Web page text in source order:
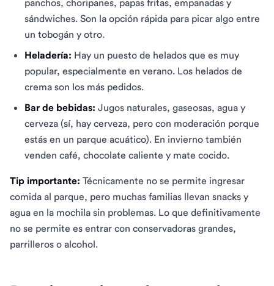
panchos, choripanes, papas fritas, empanadas y
sándwiches. Son la opción rápida para picar algo entre
un tobogán y otro.
Heladería: Hay un puesto de helados que es muy
popular, especialmente en verano. Los helados de
crema son los más pedidos.
Bar de bebidas: Jugos naturales, gaseosas, agua y
cerveza (sí, hay cerveza, pero con moderación porque
estás en un parque acuático). En invierno también
venden café, chocolate caliente y mate cocido.
Tip importante: Técnicamente no se permite ingresar
comida al parque, pero muchas familias llevan snacks y
agua en la mochila sin problemas. Lo que definitivamente
no se permite es entrar con conservadoras grandes,
parrilleros o alcohol.